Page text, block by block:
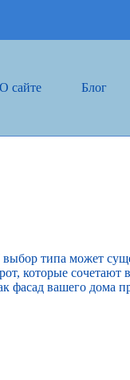
О сайте Блог
типа может
которые
вашего дома